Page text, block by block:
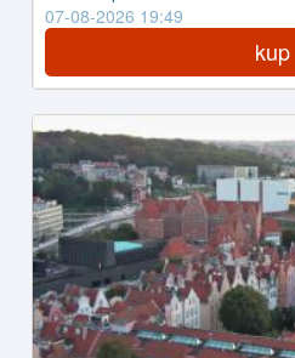
07-08-2026 19:49
kup